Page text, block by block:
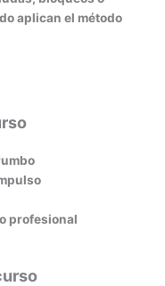
aplican el método
profesional